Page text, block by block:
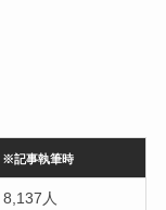
※記事執筆時
8,137人